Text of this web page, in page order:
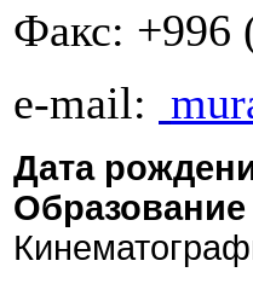
Факс: +996
e-mail:
Дата
Образование